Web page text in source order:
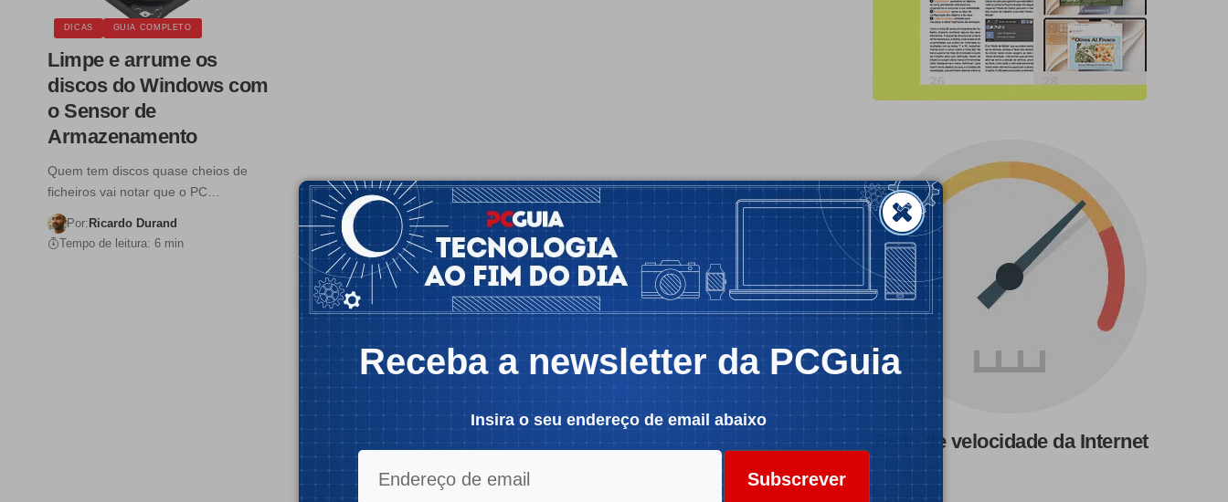
DICAS GUIA COMPLETO
Limpe e arrume os
discos do Windows com
o Sensor de
Armazenamento
Quem tem discos quase cheios de
ficheiros vai notar que o PC…
Por:Ricardo Durand
Tempo de leitura: 6 min
Teste de velocidade da Internet
Receba a newsletter da PCGuia
Insira o seu endereço de email abaixo
Subscrever